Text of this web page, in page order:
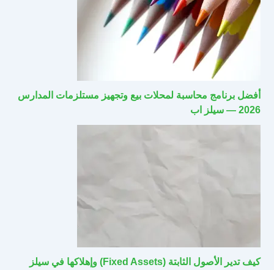
أفضل برنامج محاسبة لمحلات بيع وتجهيز مستلزمات المدارس
2026 — سيلز اب
كيف تدير الأصول الثابتة (Fixed Assets) وإهلاكها في سيلز